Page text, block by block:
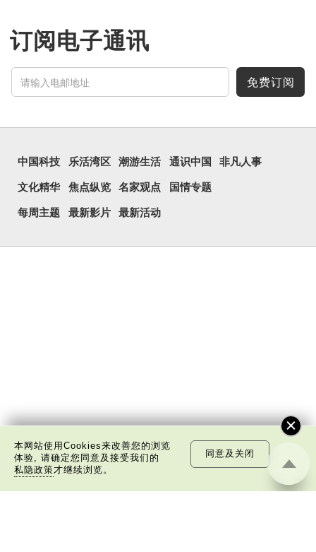
订阅电子通讯
免费订阅
中国科技 乐活湾区 潮游生活 通识中国 非凡人事
文化精华 焦点纵览 名家观点 国情专题
每周主题 最新影片 最新活动
本网站使用Cookies来改善您的浏览
体验, 请确定您同意及接受我们的
私隐政策才继续浏览。
同意及关闭